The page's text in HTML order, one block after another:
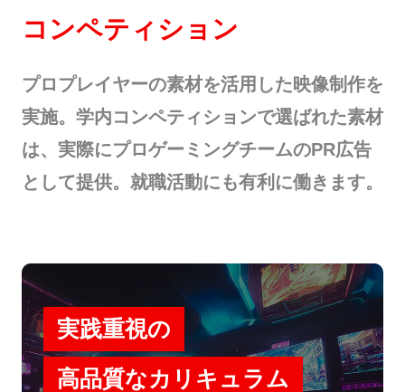
コンペティション
プロプレイヤーの素材を活用した映像制作を
実施。学内コンペティションで選ばれた素材
は、実際にプロゲーミングチームのPR広告
として提供。就職活動にも有利に働きます。
実践重視の
高品質なカリキュラム